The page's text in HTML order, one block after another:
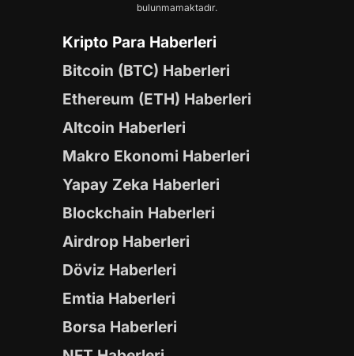
bulunmamaktadır.
Kripto Para Haberleri
Bitcoin (BTC) Haberleri
Ethereum (ETH) Haberleri
Altcoin Haberleri
Makro Ekonomi Haberleri
Yapay Zeka Haberleri
Blockchain Haberleri
Airdrop Haberleri
Döviz Haberleri
Emtia Haberleri
Borsa Haberleri